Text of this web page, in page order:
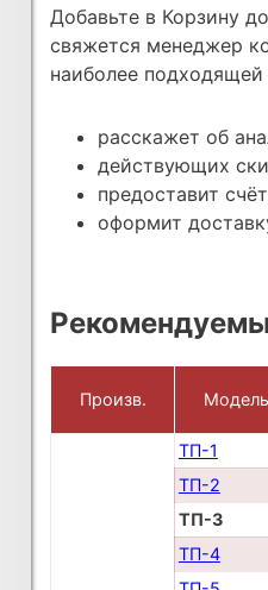
Добавьте в Корзину
свяжется менеджер
наиболее
расскажет об
действующих
предоставит
оформит
Произв. Модель
ТП-1
ТП-2
ТП-3
ТП-4